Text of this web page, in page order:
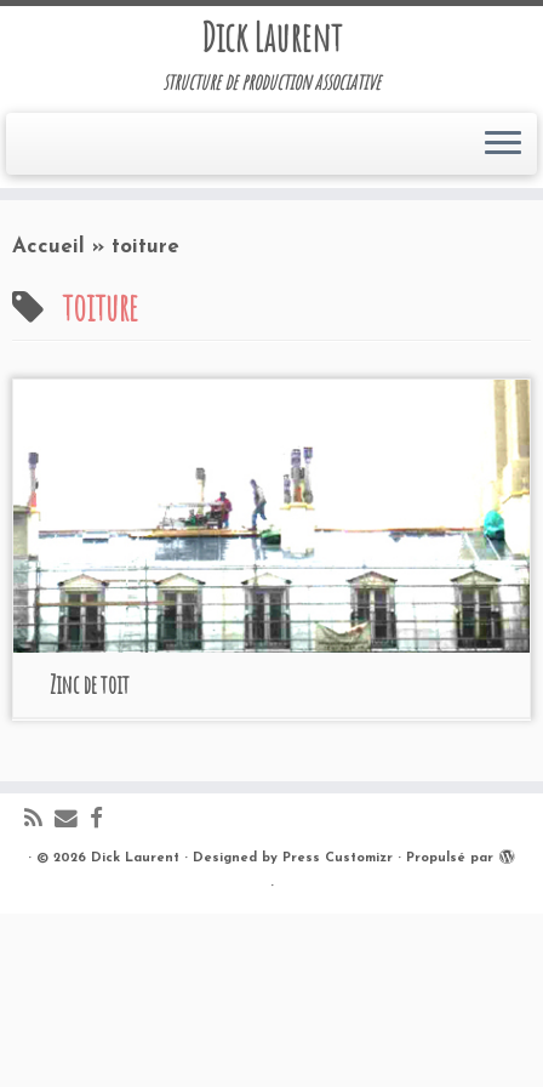
Dick Laurent
structure de production associative
Accueil » toiture
toiture
Zinc de toit
· © 2026 Dick Laurent · Designed by Press Customizr · Propulsé par
·